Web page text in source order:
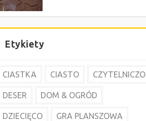
Etykiety
CIASTKA CIASTO CZYTELNICZO
DESER DOM & OGRÓD
DZIECIĘCO GRA PLANSZOWA